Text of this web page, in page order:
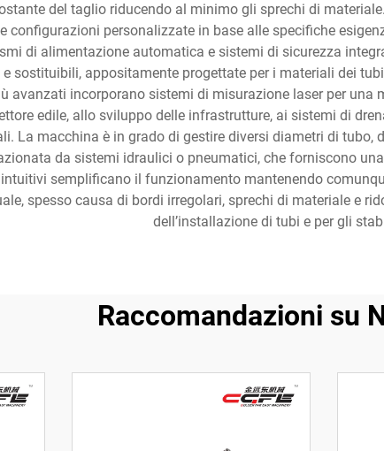
del taglio riducendo al minimo gli sprechi di
configurazioni personalizzate in base alle specifiche
di alimentazione automatica e sistemi di sicurezza
sostituibili, appositamente progettate per i materiali dei
avanzati incorporano sistemi di misurazione laser per
edile, allo sviluppo delle infrastrutture, ai sistemi di
La macchina è in grado di gestire diversi diametri di
da sistemi idraulici o pneumatici, che forniscono
semplificano il funzionamento mantenendo
spesso causa di bordi irregolari, sprechi di materiale e
dell’installazione di tubi e per gli
Raccomandazioni su